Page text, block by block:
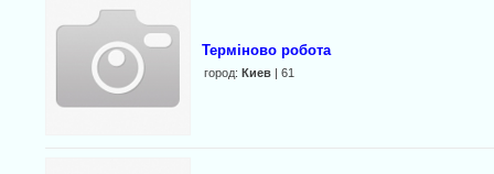
Терміново робота
город: Киев| 61